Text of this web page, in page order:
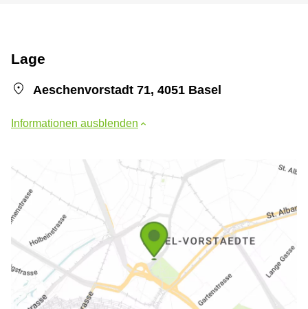
Lage
Aeschenvorstadt 71, 4051 Basel
Informationen ausblenden